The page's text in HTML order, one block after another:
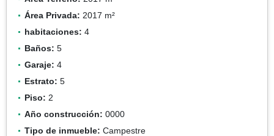
Área Privada: 2017 m²
habitaciones: 4
Baños: 5
Garaje: 4
Estrato: 5
Piso: 2
Año construcción: 0000
Tipo de inmueble: Campestre